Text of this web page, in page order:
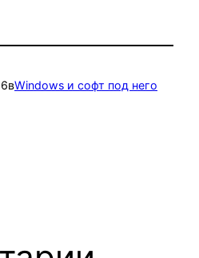
вWindows и софт под него